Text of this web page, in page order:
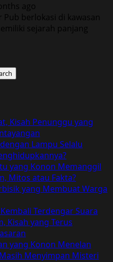
ago
Pub berlokasi di kawasan
sejarah panjang
Kisah Penunggu yang
Lampu Selalu
yang Konon Memanggil
Mitos atau Fakta?
yang Membuat Warga
Terdengar Suara
Kisah yang Terus
yang Konon Menelan
Menyimpan Misteri